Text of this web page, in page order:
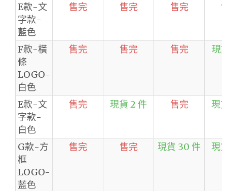
E款-文
字款-
藍色
售完 售完 售完
F款-橫
條
LOGO-
白色
售完 售完 售完 現
E款-文
字款-
白色
售完 現貨 2 件 售完 現
G款-方
框
LOGO-
藍色
售完 售完 現貨 30 件 現